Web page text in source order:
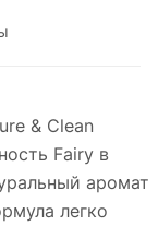
& Clean
Fairy в
аромат
легко